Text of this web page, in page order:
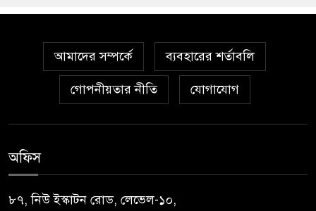
আমাদের সম্পর্কে ব্যবহারের শর্তাবলি
গোপনীয়তার নীতি যোগাযোগ
অফিস
৮৭, নিউ ইস্কাটন রোড, লেভেল-১০,